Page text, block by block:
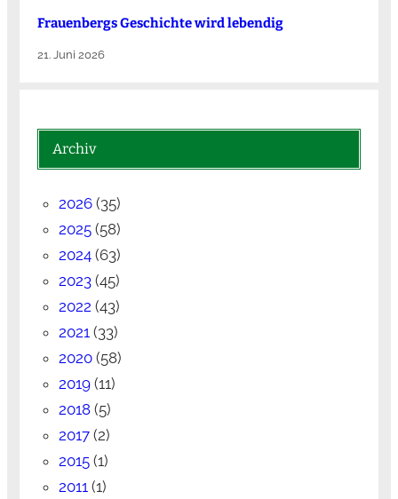
Frauenbergs Geschichte wird lebendig
21. Juni 2026
Archiv
2026(35)
2025(58)
2024(63)
2023(45)
2022 (43)
2021(33)
2020(58)
2019(11)
2018(5)
2017(2)
2015(1)
2011(1)